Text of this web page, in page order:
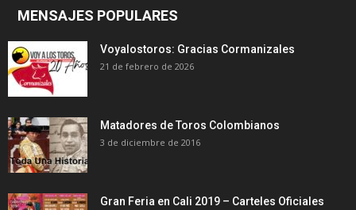
MENSAJES POPULARES
Voyalostoros: Gracias Cormanizales
21 de febrero de 2026
Matadores de Toros Colombianos
3 de diciembre de 2016
Gran Feria en Cali 2019 – Carteles Oficiales